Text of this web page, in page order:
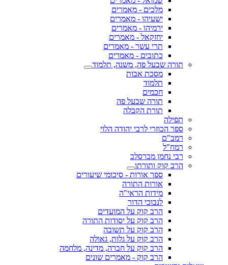
מלכים - מאמרים
ישעיהו - מאמרים
ירמיהו - מאמרים
יחזקאל - מאמרים
תרי עשר - מאמרים
כתובים - מאמרים
תורה שבעל פה, משנה, תלמוד
מסכת אבות
תלמוד
חכמים
תורה שבעל פה
תורת הקבלה
תפילה
ספר הכוזרי לרבי יהודה הלוי
רמב"ם
רמח"ל
רבי נחמן מברסלב
הרב קוק ותורתו
ספר אורות - סיכומי שיעורים
אורות התורה
מידות הראי"ה
לנבוכי הדור
הרב קוק על המועדים
הרב קוק על יסודות התורה
הרב קוק על תשובה
הרב קוק על גלות, גאולה
הרב קוק על חברה, מדינה, מלחמה
הרב קוק - מאמרים שונים